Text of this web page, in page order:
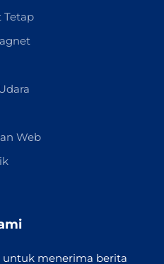
Tetap
Web
untuk menerima berita